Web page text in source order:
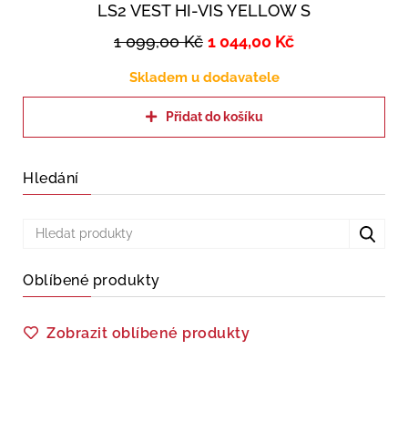
LS2 VEST HI-VIS YELLOW S
1 099,00Kč 1 044,00 Kč
Skladem u dodavatele
Přidat do košíku
Hledání
Oblíbené produkty
Zobrazit oblíbené produkty